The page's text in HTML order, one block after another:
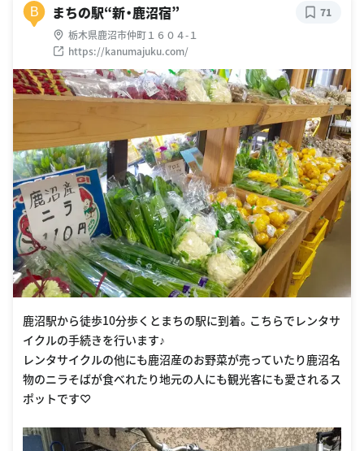
B まちの駅“新・鹿沼宿”
栃木県鹿沼市仲町１６０４-１
https://kanumajuku.com/
71
鹿沼駅から徒歩10分歩くとまちの駅に到着。こちらでレンタサ
イクルの手続きを行います♪
レンタサイクルの他にも鹿沼産のお野菜が売っていたり鹿沼名
物のニラそばが食べれたり地元の人にも観光客にも愛されるス
ポットです♡